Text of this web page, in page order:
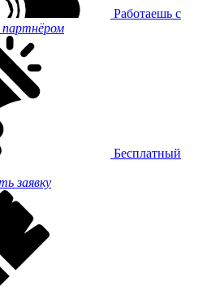
Работаешь с
Бесплатный
заявку